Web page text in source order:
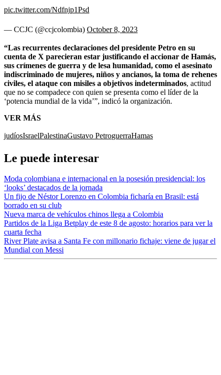
pic.twitter.com/Ndfnjp1Psd
— CCJC (@ccjcolombia) October 8, 2023
“Las recurrentes declaraciones del presidente Petro en su
cuenta de X parecieran estar justificando el accionar de Hamás,
sus crímenes de guerra y de lesa humanidad, como el asesinato
indiscriminado de mujeres, niños y ancianos, la toma de rehenes
civiles, el ataque con misiles a objetivos indeterminados, actitud
que no se compadece con quien se presenta como el líder de la
‘potencia mundial de la vida’”, indicó la organización.
VER MÁS
judíosIsraelPalestinaGustavo PetroguerraHamas
Le puede interesar
Moda colombiana e internacional en la posesión presidencial: los
‘looks’ destacados de la jornada
Un fijo de Néstor Lorenzo en Colombia ficharía en Brasil: está
borrado en su club
Nueva marca de vehículos chinos llega a Colombia
Partidos de la Liga Betplay de este 8 de agosto: horarios para ver la
cuarta fecha
River Plate avisa a Santa Fe con millonario fichaje: viene de jugar el
Mundial con Messi